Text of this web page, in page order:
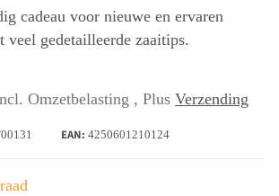
cadeau voor nieuwe en ervaren
veel gedetailleerde zaaitips.
Omzetbelasting , Plus Verzending
EAN: 4250601210124